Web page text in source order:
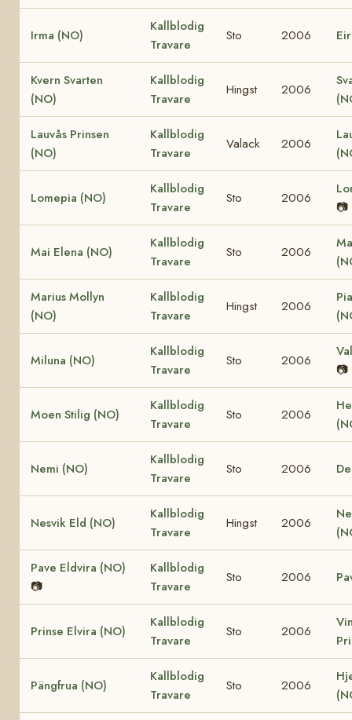
Irma (NO)
Kallblodig
Travare
Sto 2006
Kvern Svarten
(NO)
Kallblodig
Travare
Hingst 2006
Lauvås Prinsen
(NO)
Kallblodig
Travare
Valack 2006
Lomepia (NO)
Kallblodig
Travare
Sto 2006
📷
Mai Elena (NO)
Kallblodig
Travare
Sto 2006
Marius Mollyn
(NO)
Kallblodig
Travare
Hingst 2006
Miluna (NO)
Kallblodig
Travare
Sto 2006
📷
Moen Stilig (NO)
Kallblodig
Travare
Sto 2006
Nemi (NO)
Kallblodig
Travare
Sto 2006
Nesvik Eld (NO)
Kallblodig
Travare
Hingst 2006
Pave Eldvira (NO)
📷
Kallblodig
Travare
Sto 2006
Prinse Elvira (NO)
Kallblodig
Travare
Sto 2006
Pängfrua (NO)
Kallblodig
Travare
Sto 2006